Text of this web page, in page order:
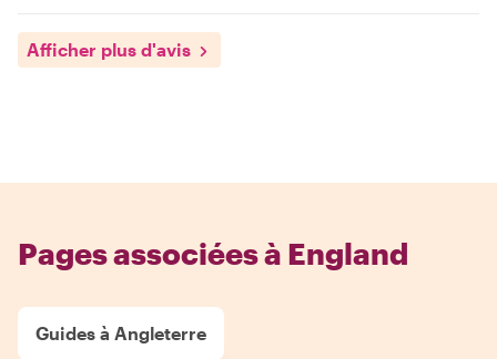
Afficher plus d'avis
Pages associées à England
Guides à Angleterre